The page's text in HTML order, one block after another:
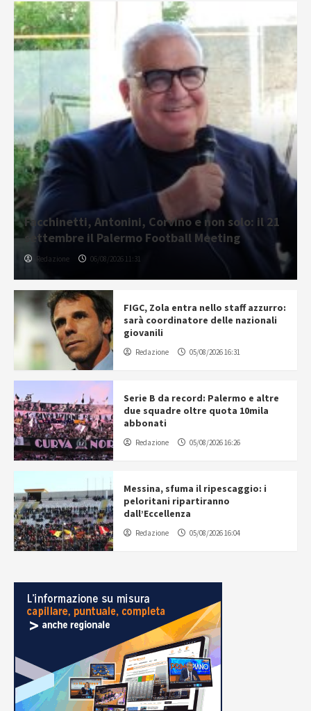
Facchinetti, Antonini, Corvino e non solo: il 21
settembre il Palermo Football Meeting
Redazione 06/08/2026 11:31
FIGC, Zola entra nello staff azzurro:
sarà coordinatore delle nazionali
giovanili
Redazione 05/08/2026 16:31
Serie B da record: Palermo e altre
due squadre oltre quota 10mila
abbonati
Redazione 05/08/2026 16:26
Messina, sfuma il ripescaggio: i
peloritani ripartiranno
dall’Eccellenza
Redazione 05/08/2026 16:04